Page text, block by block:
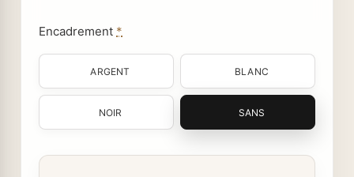
Encadrement *
ARGENT BLANC
NOIR SANS